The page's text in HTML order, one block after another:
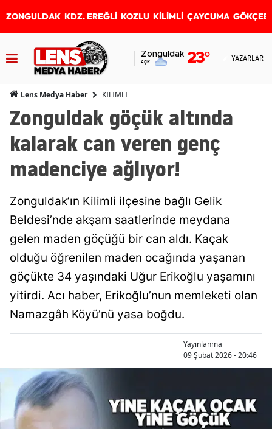
ZONGULDAK KDZ. EREĞLİ KOZLU KİLİMLİ ÇAYCUMA
Zonguldak
Açık 23° YAZARLAR
Lens Medya Haber KİLİMLİ
Zonguldak göçük altında
kalarak can veren genç
madenciye ağlıyor!
Zonguldak’ın Kilimli ilçesine bağlı Gelik
Beldesi’nde akşam saatlerinde meydana
gelen maden göçüğü bir can aldı. Kaçak
olduğu öğrenilen maden ocağında yaşanan
göçükte 34 yaşındaki Uğur Erikoğlu yaşamını
yitirdi. Acı haber, Erikoğlu’nun memleketi olan
Namazgâh Köyü’nü yasa boğdu.
Yayınlanma
09 Şubat 2026 - 20:46